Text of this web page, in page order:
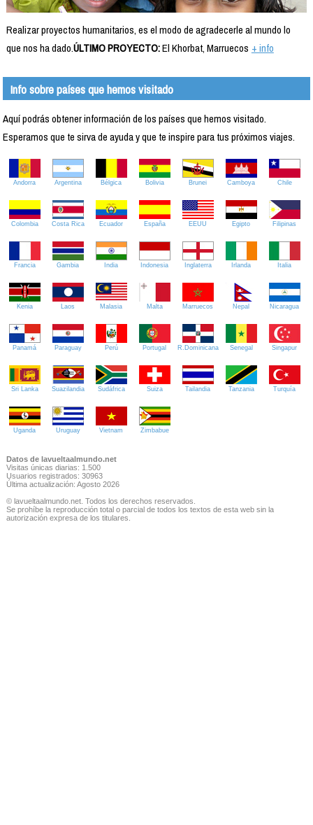
Realizar proyectos humanitarios, es el modo de agradecerle al mundo lo
que nos ha dado.ÚLTIMO PROYECTO:El Khorbat, Marruecos + info
Info sobre países que hemos visitado
Aquí podrás obtener información de los países que hemos visitado.
Esperamos que te sirva de ayuda y que te inspire para tus próximos viajes.
Andorra Argentina Bélgica Bolivia Brunei Camboya Chile
Colombia Costa Rica Ecuador España EEUU Egipto Filipinas
Francia Gambia India Indonesia Inglaterra Irlanda Italia
Kenia Laos Malasia Malta Marruecos Nepal Nicaragua
Panamá Paraguay Perú Portugal R.Dominicana Senegal Singapur
Sri Lanka Suazilandia Sudáfrica Suiza Tailandia Tanzania Turquía
Uganda Uruguay Vietnam Zimbabue
Datos de lavueltaalmundo.net
Visitas únicas diarias: 1.500
Usuarios registrados: 30963
Última actualización: Agosto 2026
© lavueltaalmundo.net. Todos los derechos reservados.
Se prohíbe la reproducción total o parcial de todos los textos de esta web sin la
autorización expresa de los titulares.